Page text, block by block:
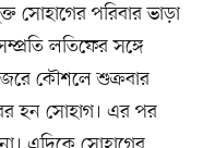
সোহাগের পরিবার ভাড়া
লতিফের সঙ্গে
জেরে কৌশলে শুক্রবার
হন সোহাগ। এর পর